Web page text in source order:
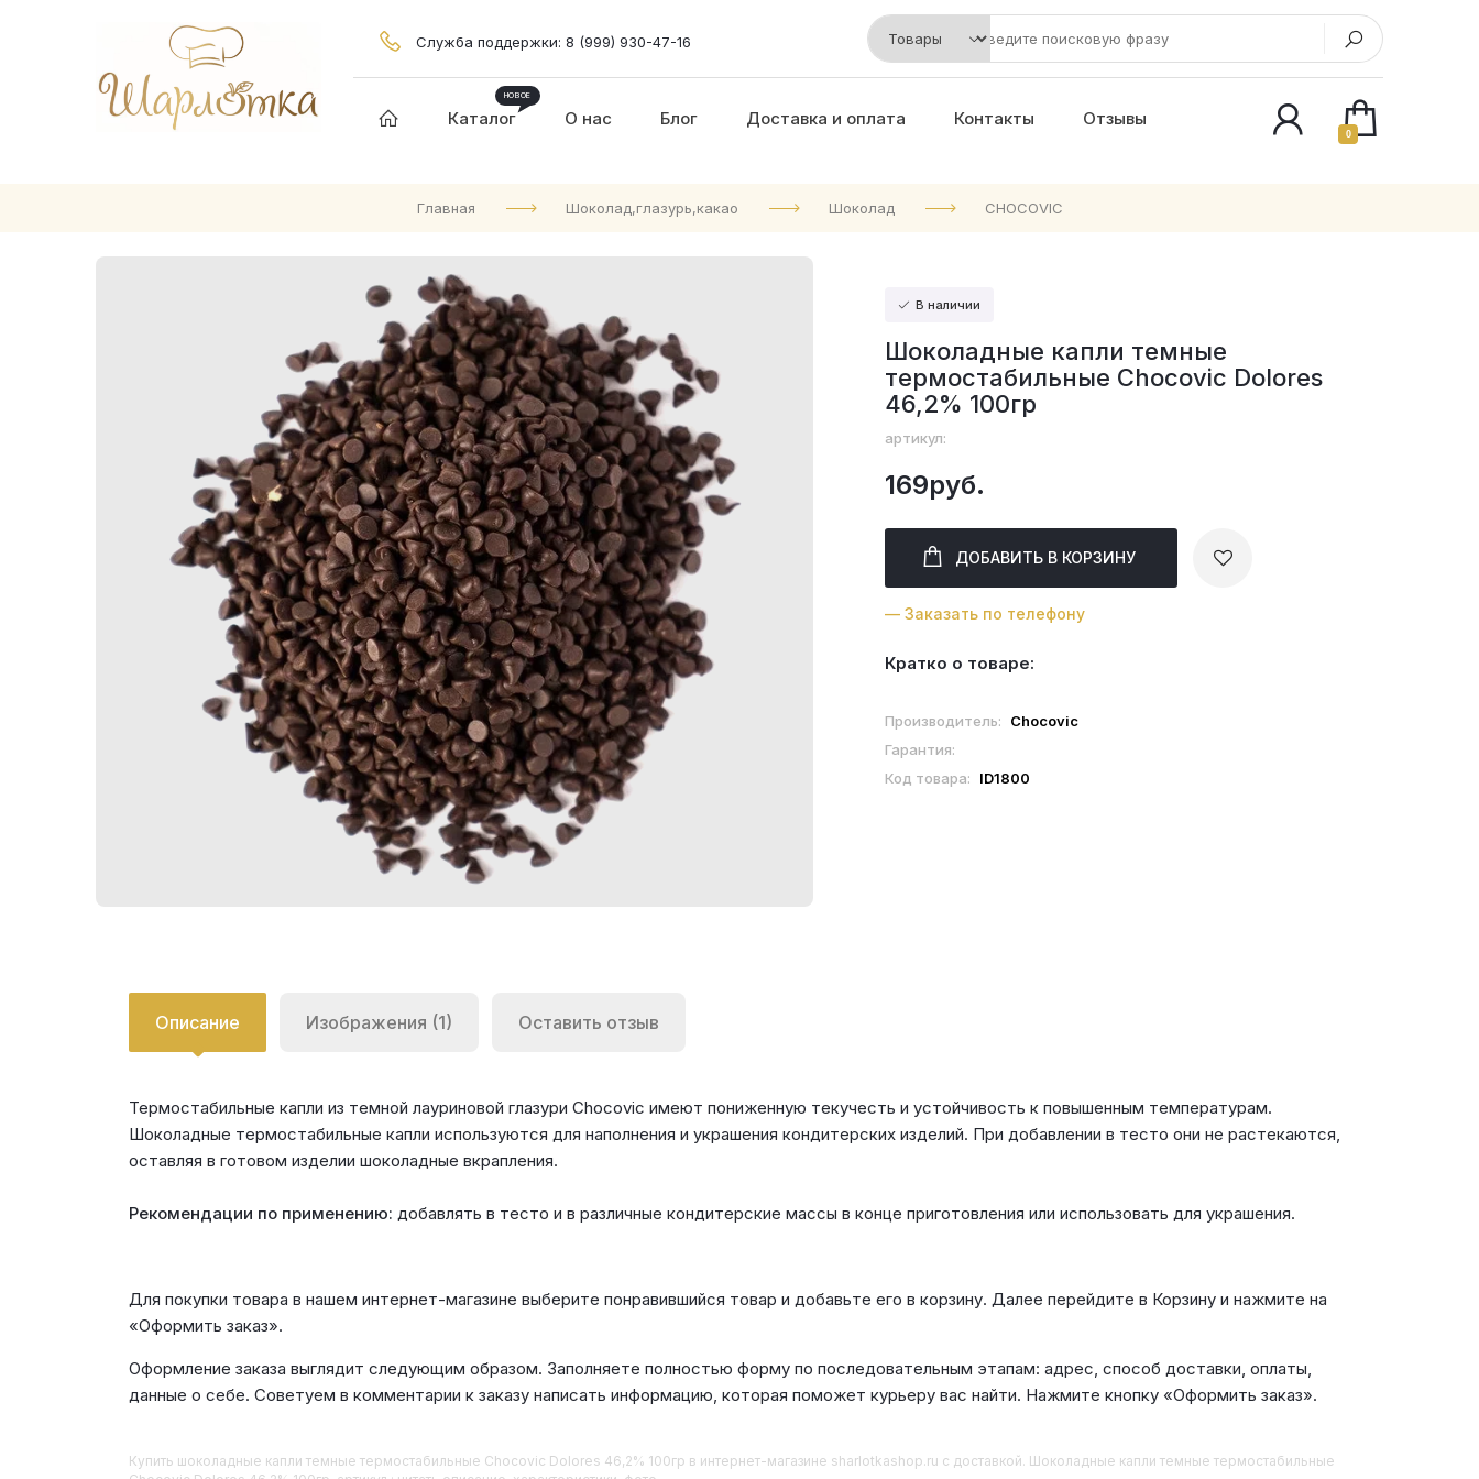
Служба поддержки: 8 (999) 930-47-16
Каталог О нас Блог Доставка и оплата Контакты Отзывы
0
Главная Шоколад,глазурь,какао Шоколад CHOCOVIC
В наличии
Шоколадные капли темные
термостабильные Chocovic Dolores
46,2% 100гр
артикул:
169руб.
ДОБАВИТЬ В КОРЗИНУ
— Заказать по телефону
Кратко о товаре:
Производитель:
Chocovic
Гарантия:
Код товара:
ID1800
Описание Изображения (1) Оставить отзыв
Термостабильные капли из темной лауриновой глазури Chocovic имеют пониженную текучесть и устойчивость к повышенным температурам.
Шоколадные термостабильные капли используются для наполнения и украшения кондитерских изделий. При добавлении в тесто они не растекаются,
оставляя в готовом изделии шоколадные вкрапления.
Рекомендации по применению: добавлять в тесто и в различные кондитерские массы в конце приготовления или использовать для украшения.
Для покупки товара в нашем интернет-магазине выберите понравившийся товар и добавьте его в корзину. Далее перейдите в Корзину и нажмите на
«Оформить заказ».
Оформление заказа выглядит следующим образом. Заполняете полностью форму по последовательным этапам: адрес, способ доставки, оплаты,
данные о себе. Советуем в комментарии к заказу написать информацию, которая поможет курьеру вас найти. Нажмите кнопку «Оформить заказ».
Купить Шоколадные капли темные термостабильные Chocovic Dolores 46,2% 100гр в интернет-магазине sharlotkashop.ru с доставкой. Шоколадные капли темные термостабильные